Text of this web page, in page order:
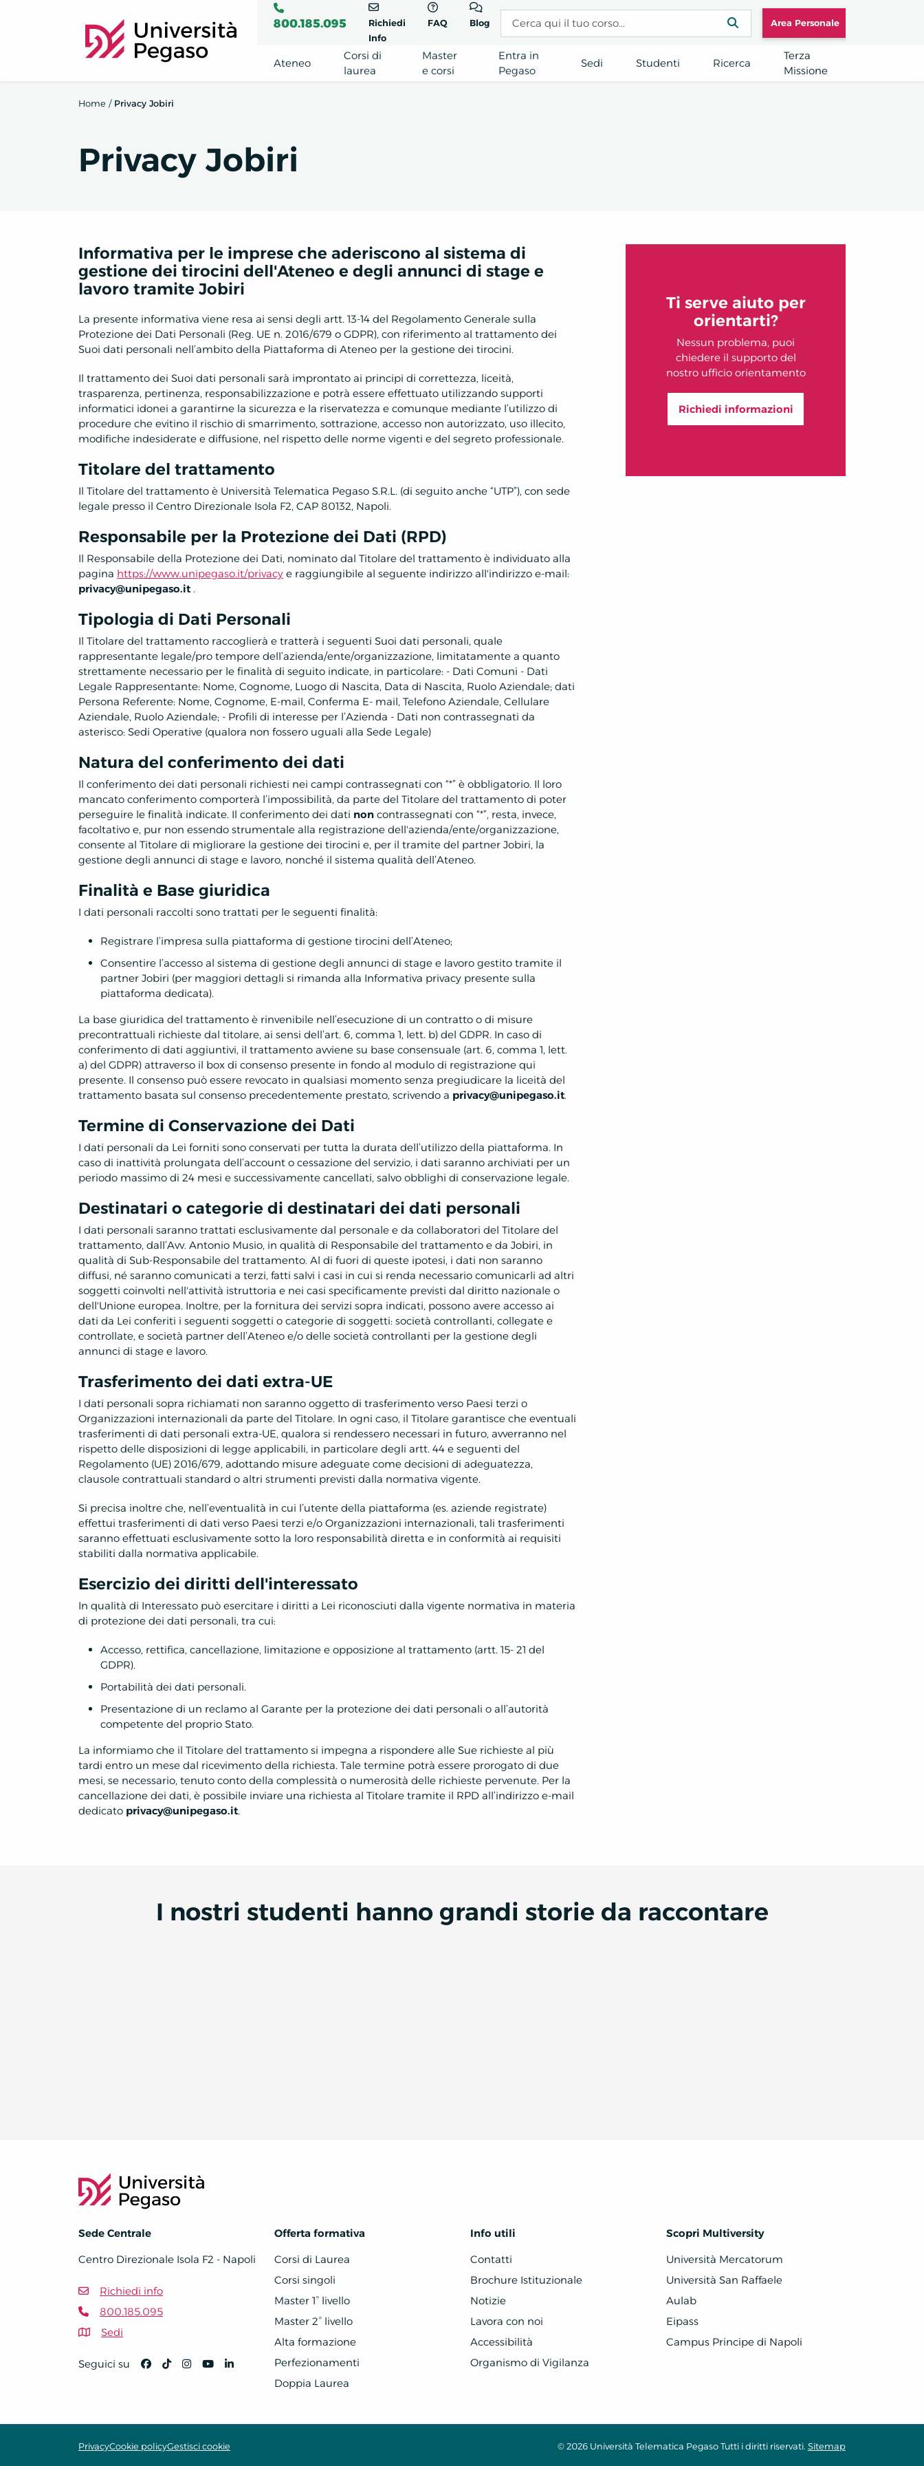
800.185.095
Richiedi
Info
FAQ Blog Area Personale
Ateneo
Corsi di
laurea
Master
e corsi
Entra in
Pegaso
Sedi Studenti Ricerca
Terza
Missione
Home / Privacy Jobiri
Privacy Jobiri
Informativa per le imprese che aderiscono al sistema di
gestione dei tirocini dell'Ateneo e degli annunci di stage e
lavoro tramite Jobiri
La presente informativa viene resa ai sensi degli artt. 13-14 del Regolamento Generale sulla
Protezione dei Dati Personali (Reg. UE n. 2016/679 o GDPR), con riferimento al trattamento dei
Suoi dati personali nell’ambito della Piattaforma di Ateneo per la gestione dei tirocini.
Il trattamento dei Suoi dati personali sarà improntato ai principi di correttezza, liceità,
trasparenza, pertinenza, responsabilizzazione e potrà essere effettuato utilizzando supporti
informatici idonei a garantirne la sicurezza e la riservatezza e comunque mediante l’utilizzo di
procedure che evitino il rischio di smarrimento, sottrazione, accesso non autorizzato, uso illecito,
modifiche indesiderate e diffusione, nel rispetto delle norme vigenti e del segreto professionale.
Titolare del trattamento
Il Titolare del trattamento è Università Telematica Pegaso S.R.L. (di seguito anche “UTP”), con sede
legale presso il Centro Direzionale Isola F2, CAP 80132, Napoli.
Responsabile per la Protezione dei Dati (RPD)
Il Responsabile della Protezione dei Dati, nominato dal Titolare del trattamento è individuato alla
pagina https://www.unipegaso.it/privacy e raggiungibile al seguente indirizzo all'indirizzo e-mail:
privacy@unipegaso.it .
Tipologia di Dati Personali
Il Titolare del trattamento raccoglierà e tratterà i seguenti Suoi dati personali, quale
rappresentante legale/pro tempore dell’azienda/ente/organizzazione, limitatamente a quanto
strettamente necessario per le finalità di seguito indicate, in particolare: - Dati Comuni - Dati
Legale Rappresentante: Nome, Cognome, Luogo di Nascita, Data di Nascita, Ruolo Aziendale; dati
Persona Referente: Nome, Cognome, E-mail, Conferma E- mail, Telefono Aziendale, Cellulare
Aziendale, Ruolo Aziendale; - Profili di interesse per l’Azienda - Dati non contrassegnati da
asterisco: Sedi Operative (qualora non fossero uguali alla Sede Legale)
Natura del conferimento dei dati
Il conferimento dei dati personali richiesti nei campi contrassegnati con “*” è obbligatorio. Il loro
mancato conferimento comporterà l’impossibilità, da parte del Titolare del trattamento di poter
perseguire le finalità indicate. Il conferimento dei dati non contrassegnati con “*”, resta, invece,
facoltativo e, pur non essendo strumentale alla registrazione dell'azienda/ente/organizzazione,
consente al Titolare di migliorare la gestione dei tirocini e, per il tramite del partner Jobiri, la
gestione degli annunci di stage e lavoro, nonché il sistema qualità dell’Ateneo.
Finalità e Base giuridica
I dati personali raccolti sono trattati per le seguenti finalità:
Registrare l’impresa sulla piattaforma di gestione tirocini dell’Ateneo;
Consentire l’accesso al sistema di gestione degli annunci di stage e lavoro gestito tramite il
partner Jobiri (per maggiori dettagli si rimanda alla Informativa privacy presente sulla
piattaforma dedicata).
La base giuridica del trattamento è rinvenibile nell’esecuzione di un contratto o di misure
precontrattuali richieste dal titolare, ai sensi dell’art. 6, comma 1, lett. b) del GDPR. In caso di
conferimento di dati aggiuntivi, il trattamento avviene su base consensuale (art. 6, comma 1, lett.
a) del GDPR) attraverso il box di consenso presente in fondo al modulo di registrazione qui
presente. Il consenso può essere revocato in qualsiasi momento senza pregiudicare la liceità del
trattamento basata sul consenso precedentemente prestato, scrivendo a privacy@unipegaso.it.
Termine di Conservazione dei Dati
I dati personali da Lei forniti sono conservati per tutta la durata dell’utilizzo della piattaforma. In
caso di inattività prolungata dell’account o cessazione del servizio, i dati saranno archiviati per un
periodo massimo di 24 mesi e successivamente cancellati, salvo obblighi di conservazione legale.
Destinatari o categorie di destinatari dei dati personali
I dati personali saranno trattati esclusivamente dal personale e da collaboratori del Titolare del
trattamento, dall’Avv. Antonio Musio, in qualità di Responsabile del trattamento e da Jobiri, in
qualità di Sub-Responsabile del trattamento. Al di fuori di queste ipotesi, i dati non saranno
diffusi, né saranno comunicati a terzi, fatti salvi i casi in cui si renda necessario comunicarli ad altri
soggetti coinvolti nell'attività istruttoria e nei casi specificamente previsti dal diritto nazionale o
dell'Unione europea. Inoltre, per la fornitura dei servizi sopra indicati, possono avere accesso ai
dati da Lei conferiti i seguenti soggetti o categorie di soggetti: società controllanti, collegate e
controllate, e società partner dell’Ateneo e/o delle società controllanti per la gestione degli
annunci di stage e lavoro.
Trasferimento dei dati extra-UE
I dati personali sopra richiamati non saranno oggetto di trasferimento verso Paesi terzi o
Organizzazioni internazionali da parte del Titolare. In ogni caso, il Titolare garantisce che eventuali
trasferimenti di dati personali extra-UE, qualora si rendessero necessari in futuro, avverranno nel
rispetto delle disposizioni di legge applicabili, in particolare degli artt. 44 e seguenti del
Regolamento (UE) 2016/679, adottando misure adeguate come decisioni di adeguatezza,
clausole contrattuali standard o altri strumenti previsti dalla normativa vigente.
Si precisa inoltre che, nell’eventualità in cui l’utente della piattaforma (es. aziende registrate)
effettui trasferimenti di dati verso Paesi terzi e/o Organizzazioni internazionali, tali trasferimenti
saranno effettuati esclusivamente sotto la loro responsabilità diretta e in conformità ai requisiti
stabiliti dalla normativa applicabile.
Esercizio dei diritti dell'interessato
In qualità di Interessato può esercitare i diritti a Lei riconosciuti dalla vigente normativa in materia
di protezione dei dati personali, tra cui:
Accesso, rettifica, cancellazione, limitazione e opposizione al trattamento (artt. 15- 21 del
GDPR).
Portabilità dei dati personali.
Presentazione di un reclamo al Garante per la protezione dei dati personali o all’autorità
competente del proprio Stato.
La informiamo che il Titolare del trattamento si impegna a rispondere alle Sue richieste al più
tardi entro un mese dal ricevimento della richiesta. Tale termine potrà essere prorogato di due
mesi, se necessario, tenuto conto della complessità o numerosità delle richieste pervenute. Per la
cancellazione dei dati, è possibile inviare una richiesta al Titolare tramite il RPD all’indirizzo e-mail
dedicato privacy@unipegaso.it.
Ti serve aiuto per
orientarti?
Nessun problema, puoi
chiedere il supporto del
nostro ufficio orientamento
Richiedi informazioni
I nostri studenti hanno grandi storie da raccontare
Sede Centrale
Centro Direzionale Isola F2 - Napoli
Richiedi info
800.185.095
Sedi
Seguici su
Offerta formativa
Corsi di Laurea
Corsi singoli
Master 1° livello
Master 2° livello
Alta formazione
Perfezionamenti
Doppia Laurea
Info utili
Contatti
Brochure Istituzionale
Notizie
Lavora con noi
Accessibilità
Organismo di Vigilanza
Scopri Multiversity
Università Mercatorum
Università San Raffaele
Aulab
Eipass
Campus Principe di Napoli
PrivacyCookie policyGestisci cookie © 2026 Università Telematica Pegaso Tutti i diritti riservati. Sitemap